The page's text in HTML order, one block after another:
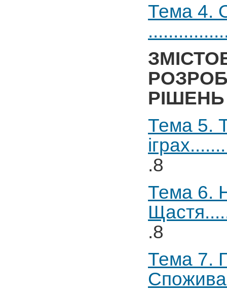
Тема 4.
Тема 5.
.8
Тема 6.
.8
Тема 7.